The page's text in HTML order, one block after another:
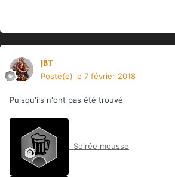
jbt
Posté(e) le 7 février 2018
Puisqu'ils n'ont pas été trouvé
Soirée mousse